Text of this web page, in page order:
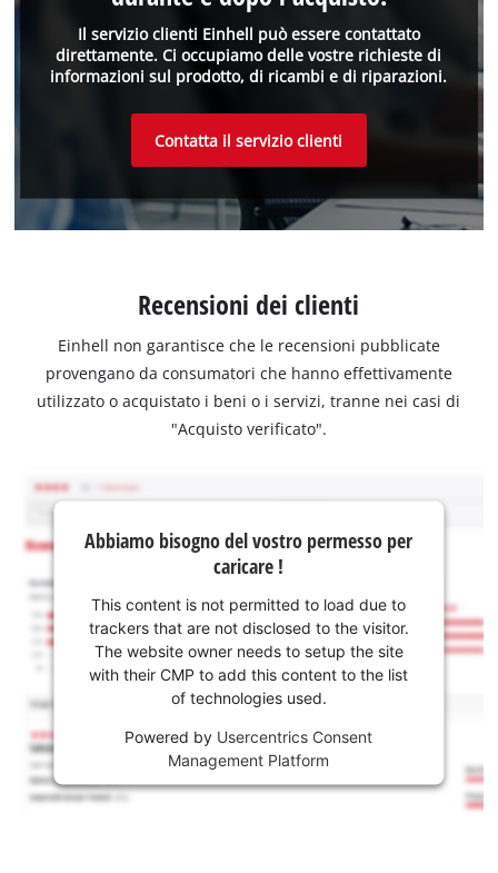
Il servizio clienti Einhell può essere contattato
direttamente. Ci occupiamo delle vostre richieste di
informazioni sul prodotto, di ricambi e di riparazioni.
Contatta il servizio clienti
Recensioni dei clienti
Einhell non garantisce che le recensioni pubblicate
provengano da consumatori che hanno effettivamente
utilizzato o acquistato i beni o i servizi, tranne nei casi di
"Acquisto verificato".
Abbiamo bisogno del vostro permesso per
caricare !
This content is not permitted to load due to
trackers that are not disclosed to the visitor.
The website owner needs to setup the site
with their CMP to add this content to the list
of technologies used.
Powered by Usercentrics Consent
Management Platform